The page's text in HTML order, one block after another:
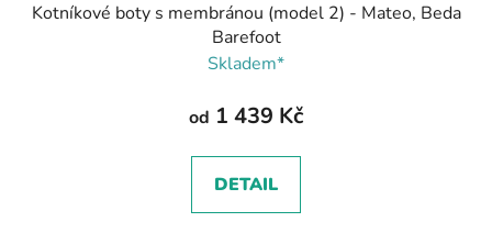
Kotníkové boty s membránou (model 2) - Mateo, Beda
Barefoot
Skladem*
od 1 439 Kč
DETAIL